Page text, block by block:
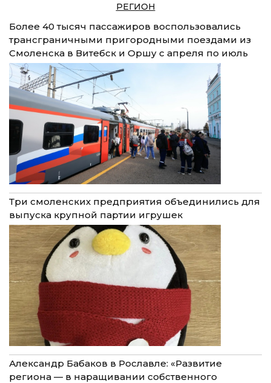
РЕГИОН
Более 40 тысяч пассажиров воспользовались
трансграничными пригородными поездами из
Смоленска в Витебск и Оршу с апреля по июль
Три смоленских предприятия объединились для
выпуска крупной партии игрушек
Александр Бабаков в Рославле: «Развитие
региона — в наращивании собственного